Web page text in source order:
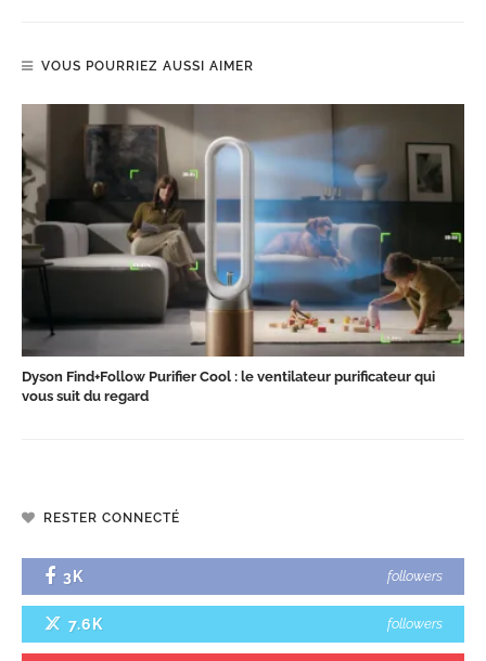
VOUS POURRIEZ AUSSI AIMER
Dyson Find+Follow Purifier Cool : le ventilateur purificateur qui
vous suit du regard
RESTER CONNECTÉ
3K followers
7.6K followers